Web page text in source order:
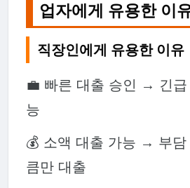
업자에게 유용한 이
직장인에게 유용한 이유
💼 빠른 대출 승인 → 긴
능
💰 소액 대출 가능 → 부담
큼만 대출